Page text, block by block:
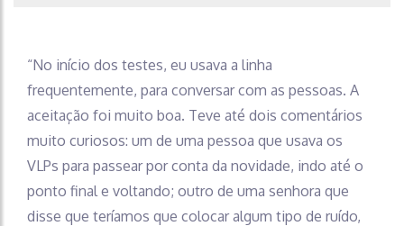
“No início dos testes, eu usava a linha
frequentemente, para conversar com as pessoas. A
aceitação foi muito boa. Teve até dois comentários
muito curiosos: um de uma pessoa que usava os
VLPs para passear por conta da novidade, indo até o
ponto final e voltando; outro de uma senhora que
disse que teríamos que colocar algum tipo de ruído,